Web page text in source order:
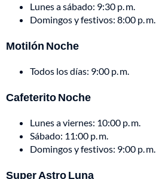
Lunes a sábado: 9:30 p. m.
Domingos y festivos: 8:00 p. m.
Motilón Noche
Todos los días: 9:00 p. m.
Cafeterito Noche
Lunes a viernes: 10:00 p. m.
Sábado: 11:00 p. m.
Domingos y festivos: 9:00 p. m.
Super Astro Luna